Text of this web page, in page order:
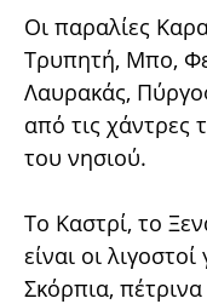
Οι παραλίες
Τρυπητή, Μπο,
Λαυρακάς,
από τις χάντρες
του νησιού.
Το Καστρί, το
είναι οι
Σκόρπια,